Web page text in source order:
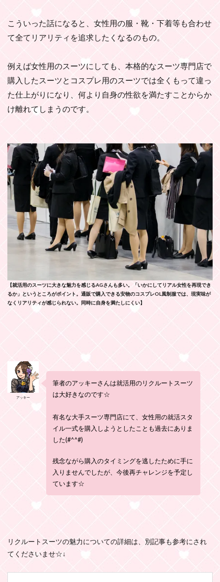
こういった話になると、女性用の服・靴・下着等も合わせ
て全てリアリティを追求したくなるのもの。
例えば女性用のスーツにしても、本格的なスーツ専門店で
購入したスーツとコスプレ用のスーツでは全くもって違っ
た仕上がりになり、何より自身の性欲を満たすことからか
け離れてしまうのです。
【就活用のスーツに大きな魅力を感じるAGさんも多い。「いかにしてリアル女性を再現でき
るか」というところがポイント。通販で購入できる安物のコスプレOL風制服では、現実味が
なくリアリティが感じられない。同時に自身を満たしにくい】
アッキー
筆者のアッキーさんは就活用のリクルートスーツ
は大好きなのです☆
有名な大手スーツ専門店にて、女性用の就活スタ
イル一式を購入しようとしたことも過去にありま
した(#^^#)
残念ながら購入のタイミングを逃したために手に
入りませんでしたが、今後再チャレンジを予定し
ています☆
リクルートスーツの魅力についての詳細は、別記事も参考にされ
てくださいませ☆↓